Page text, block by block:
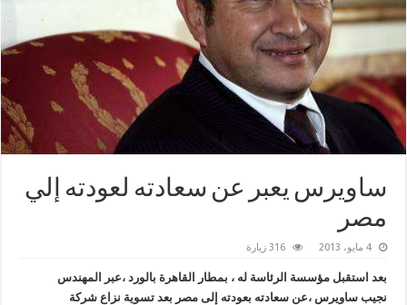
ساويرس يعبر عن سعادته لعودته إلي
مصر
4 مايو، 2013 316 زيارة
بعد استقبل مؤسسة الرئاسة له ، بمطار القاهرة بالورد ،عبر المهندس
نجيب ساويرس ،عن سعادته بعودته إلى مصر بعد تسوية نزاع شركة